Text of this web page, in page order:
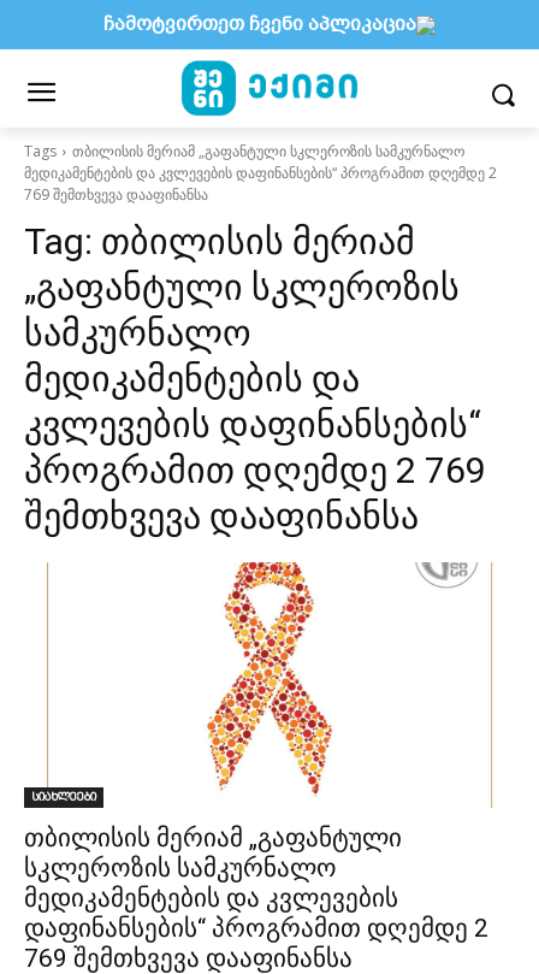
Tags
თბილისის მერიამ „გაფანტული სკლეროზის სამკურნალო
მედიკამენტების და კვლევების დაფინანსების“ პროგრამით დღემდე 2
769 შემთხვევა დააფინანსა
Tag: თბილისის მერიამ
„გაფანტული სკლეროზის
სამკურნალო
მედიკამენტების და
კვლევების დაფინანსების“
პროგრამით დღემდე 2 769
შემთხვევა დააფინანსა
სიახლეები
თბილისის მერიამ „გაფანტული
სკლეროზის სამკურნალო
მედიკამენტების და კვლევების
დაფინანსების“ პროგრამით დღემდე 2
769 შემთხვევა დააფინანსა
ჩამოტვირთეთ ჩვენი აპლიკაცია